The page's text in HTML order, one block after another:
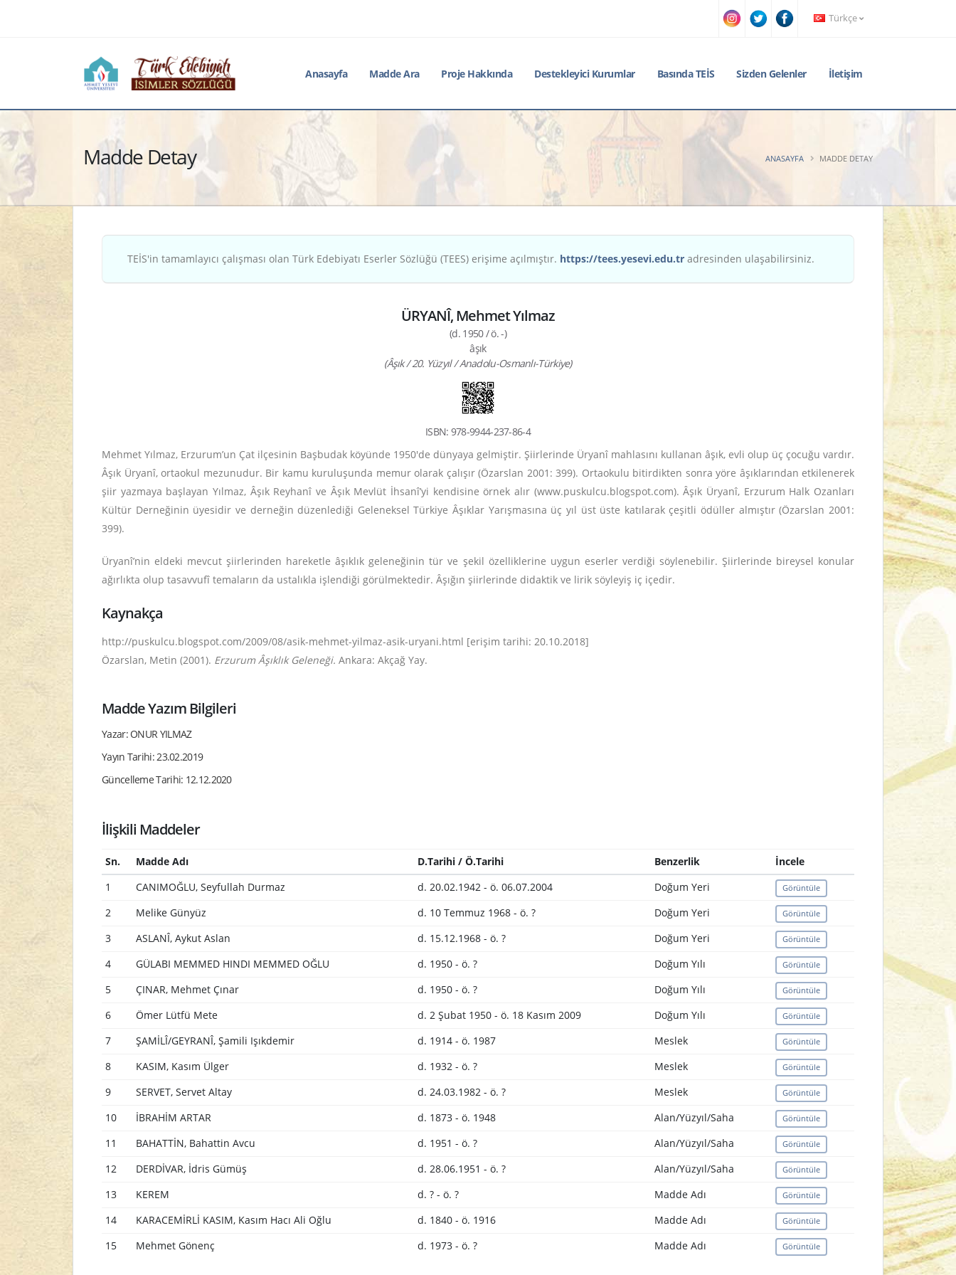
Türkçe
Anasayfa Madde Ara Proje Hakkında Destekleyici Kurumlar Basında TEİS Sizden Gelenler İletişim
Madde Detay ANASAYFA MADDE DETAY
TEİS'in tamamlayıcı çalışması olan Türk Edebiyatı Eserler Sözlüğü (TEES) erişime açılmıştır. https://tees.yesevi.edu.tr adresinden ulaşabilirsiniz.
ÜRYANÎ, Mehmet Yılmaz
(d. 1950 / ö. -)
âşık
(Âşık / 20. Yüzyıl / Anadolu-Osmanlı-Türkiye)
ISBN: 978-9944-237-86-4
Mehmet Yılmaz, Erzurum’un Çat ilçesinin Başbudak köyünde 1950'de dünyaya gelmiştir. Şiirlerinde Üryanî mahlasını kullanan âşık, evli olup üç çocuğu vardır.
Âşık Üryanî, ortaokul mezunudur. Bir kamu kuruluşunda memur olarak çalışır (Özarslan 2001: 399). Ortaokulu bitirdikten sonra yöre âşıklarından etkilenerek
şiir yazmaya başlayan Yılmaz, Âşık Reyhanî ve Âşık Mevlüt İhsanî’yi kendisine örnek alır (www.puskulcu.blogspot.com). Âşık Üryanî, Erzurum Halk Ozanları
Kültür Derneğinin üyesidir ve derneğin düzenlediği Geleneksel Türkiye Âşıklar Yarışmasına üç yıl üst üste katılarak çeşitli ödüller almıştır (Özarslan 2001:
399).
Üryanî’nin eldeki mevcut şiirlerinden hareketle âşıklık geleneğinin tür ve şekil özelliklerine uygun eserler verdiği söylenebilir. Şiirlerinde bireysel konular
ağırlıkta olup tasavvufî temaların da ustalıkla işlendiği görülmektedir. Âşığın şiirlerinde didaktik ve lirik söyleyiş iç içedir.
Kaynakça
http://puskulcu.blogspot.com/2009/08/asik-mehmet-yilmaz-asik-uryani.html [erişim tarihi: 20.10.2018]
Özarslan, Metin (2001). Erzurum Âşıklık Geleneği. Ankara: Akçağ Yay.
Madde Yazım Bilgileri
Yazar: ONUR YILMAZ
Yayın Tarihi: 23.02.2019
Güncelleme Tarihi: 12.12.2020
İlişkili Maddeler
Sn. Madde Adı D.Tarihi / Ö.Tarihi Benzerlik
İncele
1
CANIMOĞLU, Seyfullah Durmaz d. 20.02.1942 - ö. 06.07.2004 Doğum Yeri Görüntüle
2 Melike Günyüz d. 10 Temmuz 1968 - ö. ? Doğum Yeri Görüntüle
3 ASLANÎ, Aykut Aslan d. 15.12.1968 - ö. ? Doğum Yeri Görüntüle
4 GÜLABI MEMMED HINDI MEMMED OĞLU d. 1950 - ö. ? Doğum Yılı Görüntüle
5 ÇINAR, Mehmet Çınar d. 1950 - ö. ? Doğum Yılı Görüntüle
6 Ömer Lütfü Mete d. 2 Şubat 1950 - ö. 18 Kasım 2009 Doğum Yılı Görüntüle
7 ŞAMİLÎ/GEYRANÎ, Şamili Işıkdemir d. 1914 - ö. 1987 Meslek Görüntüle
8 KASIM, Kasım Ülger d. 1932 - ö. ? Meslek Görüntüle
9 SERVET, Servet Altay d. 24.03.1982 - ö. ? Meslek Görüntüle
10 İBRAHİM ARTAR d. 1873 - ö. 1948 Alan/Yüzyıl/Saha Görüntüle
11 BAHATTİN, Bahattin Avcu d. 1951 - ö. ? Alan/Yüzyıl/Saha Görüntüle
12 DERDİVAR, İdris Gümüş d. 28.06.1951 - ö. ? Alan/Yüzyıl/Saha Görüntüle
13 KEREM d. ? - ö. ? Madde Adı Görüntüle
14 KARACEMİRLİ KASIM, Kasım Hacı Ali Oğlu d. 1840 - ö. 1916 Madde Adı Görüntüle
15 Mehmet Gönenç d. 1973 - ö. ? Madde Adı Görüntüle